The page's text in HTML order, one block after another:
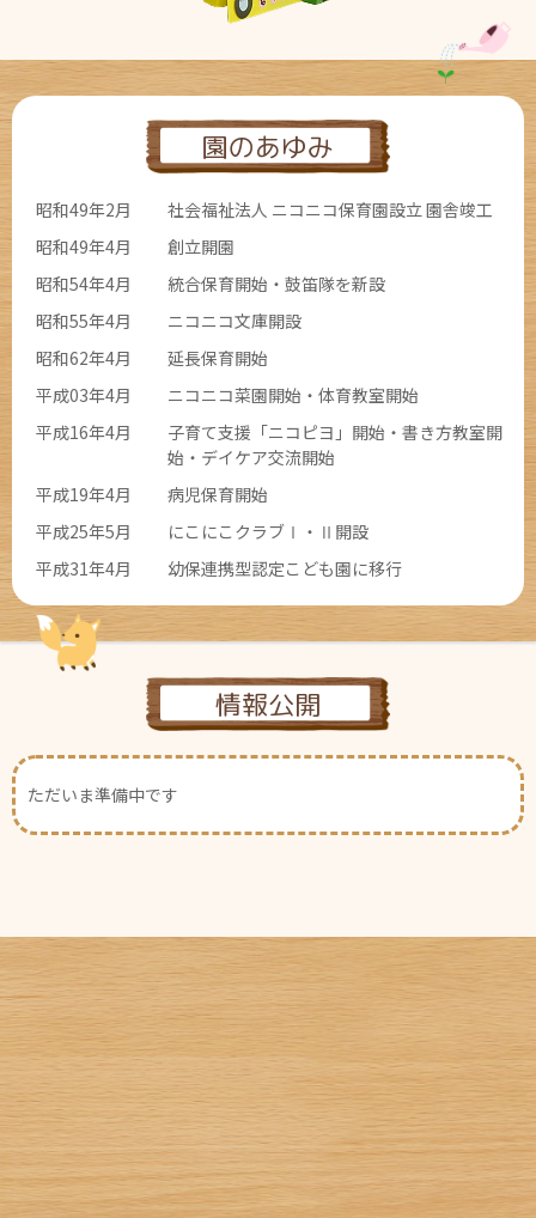
園のあゆみ
昭和49年2月
社会福祉法人 ニコニコ保育園設立 園舎竣工
昭和49年4月
創立開園
昭和54年4月
統合保育開始・鼓笛隊を新設
昭和55年4月
ニコニコ文庫開設
昭和62年4月
延長保育開始
平成03年4月
ニコニコ菜園開始・体育教室開始
平成16年4月
子育て支援「ニコピヨ」開始・書き方教室開
始・デイケア交流開始
平成19年4月
病児保育開始
平成25年5月
にこにこクラブⅠ・Ⅱ開設
平成31年4月
幼保連携型認定こども園に移行
情報公開
ただいま準備中です